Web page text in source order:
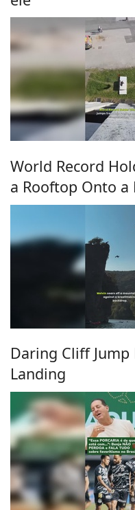
World Record
a Rooftop Onto a
Daring Cliff
Landing